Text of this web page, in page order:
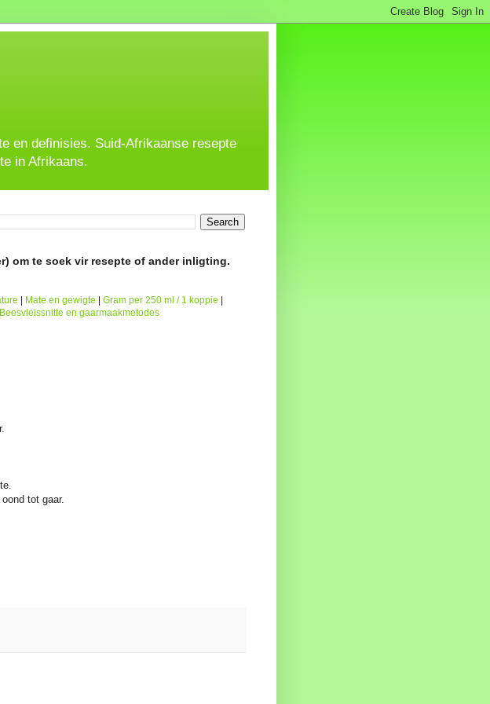
en definisies. Suid-Afrikaanse resepte
in Afrikaans.
om te soek vir resepte of ander inligting.
Mate en gewigte Gram per 250 ml / 1 koppie
Beesvleissnitte en gaarmaakmetodes
tot gaar.